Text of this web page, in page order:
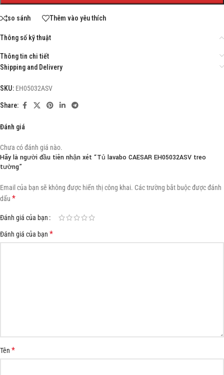
so sánh Thêm vào yêu thích
Thông số kỹ thuật
Thông tin chi tiết
Shipping and Delivery
SKU: EH05032ASV
Share:
Đánh giá
Chưa có đánh giá nào.
Hãy là người đầu tiên nhận xét “Tủ lavabo CAESAR EH05032ASV treo
tường”
Email của bạn sẽ không được hiển thị công khai. Các trường bắt buộc được đánh
dấu *
Đánh giá của bạn
Đánh giá của bạn *
Tên *